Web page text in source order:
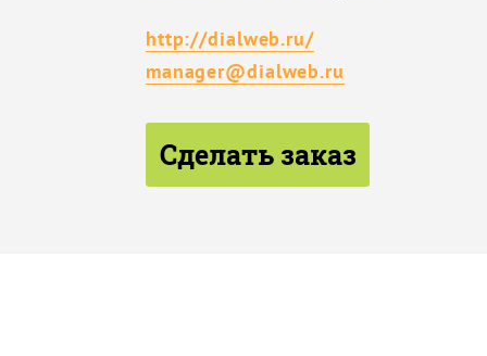
http://dialweb.ru/
manager@dialweb.ru
Сделать заказ